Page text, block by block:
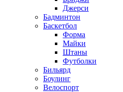
Джерси
Бадминтон
Баскетбол
Форма
Майки
Штаны
Футболки
Бильярд
Боулинг
Велоспорт